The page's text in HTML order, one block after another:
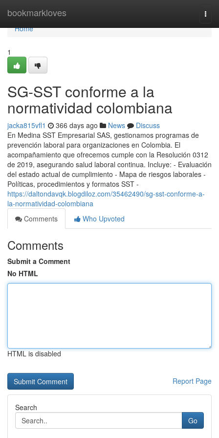
bookmarkloves
Home
Home
1
SG-SST conforme a la
normatividad colombiana
jacka815vfl1 366 days ago News
Discuss
En Medina SST Empresarial SAS, gestionamos programas de
prevención laboral para organizaciones en Colombia. El
acompañamiento que ofrecemos cumple con la Resolución 0312
de 2019, asegurando salud laboral continua. Incluye: - Evaluación
del estado actual de cumplimiento - Mapa de riesgos laborales -
Políticas, procedimientos y formatos SST -
https://daltondavqk.blogdiloz.com/35462490/sg-sst-conforme-a-
la-normatividad-colombiana
Comments
Who Upvoted
Comments
Submit a Comment
No HTML
HTML is disabled
Report Page
Search
Go